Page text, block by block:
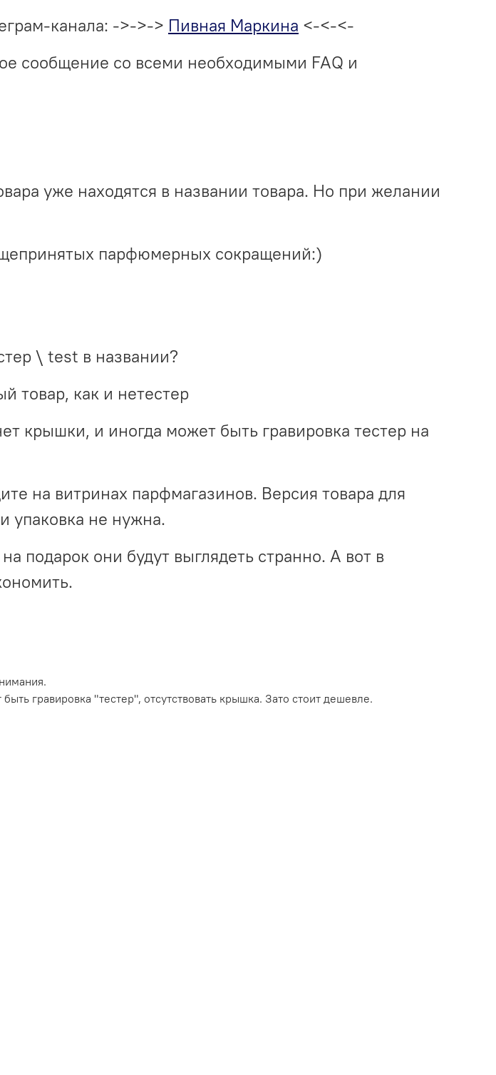
канала: ->->-> Пивная Маркина <-<-<-
сообщение со всеми необходимыми FAQ и
уже находятся в названии товара. Но при желании
парфюмерных сокращений:)
\ test в названии?
товар, как и нетестер
крышки, и иногда может быть гравировка тестер на
на витринах парфмагазинов. Версия товара для
упаковка не нужна.
подарок они будут выглядеть странно. А вот в
гравировка "тестер", отсутствовать крышка. Зато стоит дешевле.